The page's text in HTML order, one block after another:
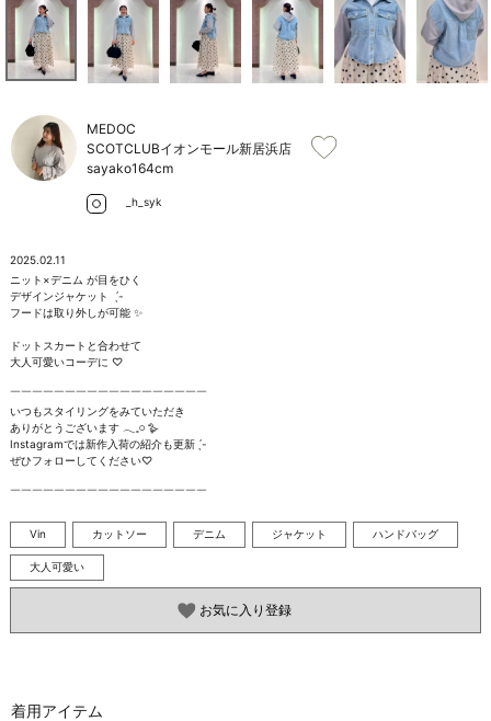
ご利用ガイド/ヘルプ
MEDOC
SCOTCLUBイオンモール新居浜店
sayako164cm
_h_syk
2025.02.11
ニット×デニム が目をひく
デザインジャケット   ̖́-
フードは取り外しが可能 ✨️
ドットスカートと合わせて
大人可愛いコーデに ♡
￣￣￣￣￣￣￣￣￣￣￣￣￣￣￣￣￣￣
いつもスタイリングをみていただき
ありがとうございます 𓂃𓈒𓏸︎︎︎︎ 🪿
Instagramでは新作入荷の紹介も更新  ̖́-
ぜひフォローしてください♡
￣￣￣￣￣￣￣￣￣￣￣￣￣￣￣￣￣￣
Vin カットソー デニム ジャケット ハンドバッグ
大人可愛い
お気に入り登録
着用アイテム